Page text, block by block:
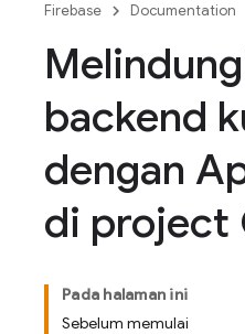
Firebase Documentation
backend
dengan
di project
Pada halaman ini
Sebelum memulai